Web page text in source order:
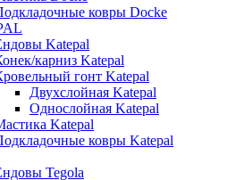
ковры Docke
Katepal
карниз Katepal
гонт Katepal
Двухслойная Katepal
Однослойная Katepal
Katepal
ковры Katepal
Tegola